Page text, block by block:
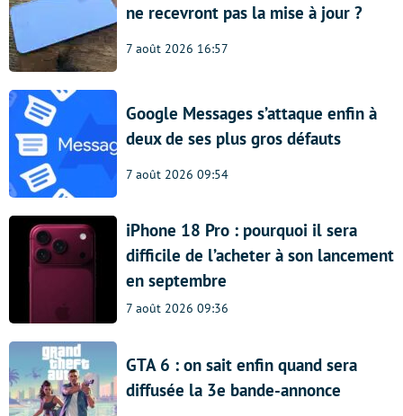
ne recevront pas la mise à jour ?
7 août 2026 16:57
Google Messages s’attaque enfin à
deux de ses plus gros défauts
7 août 2026 09:54
iPhone 18 Pro : pourquoi il sera
difficile de l’acheter à son lancement
en septembre
7 août 2026 09:36
GTA 6 : on sait enfin quand sera
diffusée la 3e bande-annonce